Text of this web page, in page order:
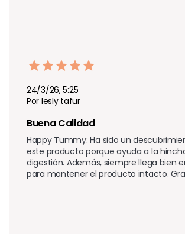
24/3/26, 5:25
Por lesly tafur
Buena Calidad
Happy Tummy: Ha sido un
este producto porque ayuda a la
digestión. Además, siempre llega bien
para mantener el producto intacto.